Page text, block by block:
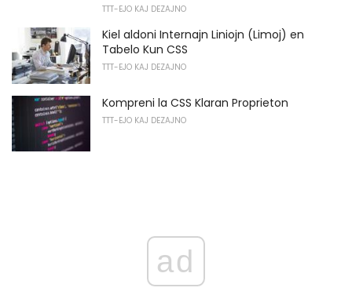
TTT-EJO KAJ DEZAJNO
Kiel aldoni Internajn Liniojn (Limoj) en
Tabelo Kun CSS
TTT-EJO KAJ DEZAJNO
Kompreni la CSS Klaran Proprieton
TTT-EJO KAJ DEZAJNO
ad